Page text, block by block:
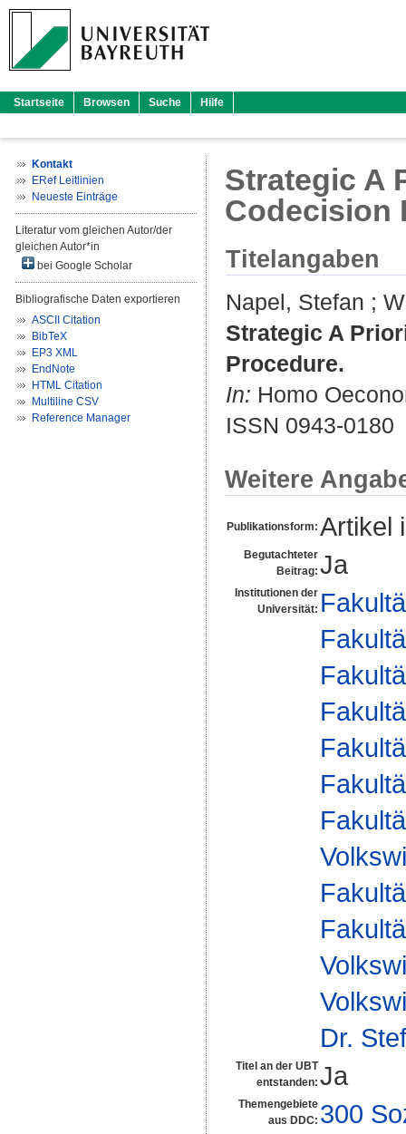
Startseite Browsen Suche Hilfe
Kontakt
ERef Leitlinien
Neueste Einträge
Literatur vom gleichen Autor/der
gleichen Autor*in
bei Google Scholar
Bibliografische Daten exportieren
ASCII Citation
BibTeX
EP3 XML
EndNote
HTML Citation
Multiline CSV
Reference Manager
Strategic A
Codecision
Titelangaben
Napel, Stefan ;
Strategic A
Procedure.
In: Homo
ISSN 0943-0180
Weitere
Publikationsform: Artikel
Begutachteter
Beitrag: Ja
Institutionen der
Universität:
Dr.
Titel an der UBT
entstanden: Ja
Themengebiete
aus DDC: 300